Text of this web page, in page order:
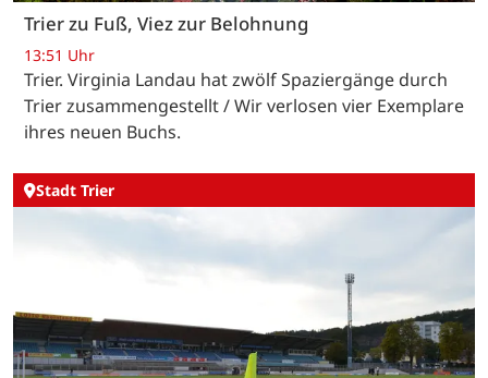
Trier zu Fuß, Viez zur Belohnung
13:51 Uhr
Trier. Virginia Landau hat zwölf Spaziergänge durch
Trier zusammengestellt / Wir verlosen vier Exemplare
ihres neuen Buchs.
Stadt Trier